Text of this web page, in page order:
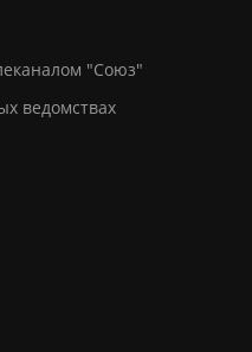
"Союз"
ведомствах